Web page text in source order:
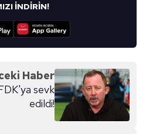
İNDİRİN!
Haber
sevk
edildi!